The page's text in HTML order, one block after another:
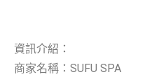
資訊介紹：
商家名稱： SUFU SPA